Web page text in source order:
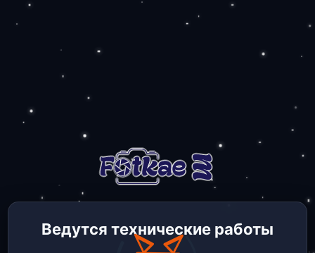
Ведутся технические работы